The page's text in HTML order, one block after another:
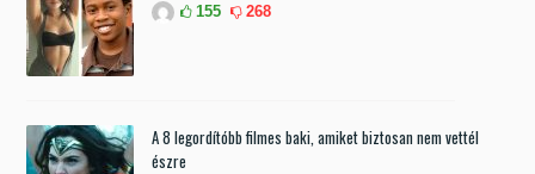
155 268
A 8 legordítóbb filmes baki, amiket biztosan nem vettél
észre